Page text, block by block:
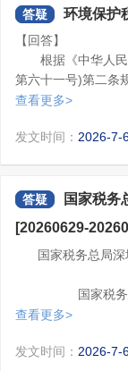
的全年一次性奖金
一、如果您预扣预
的全年一次性奖金
算，或依旧选择单
二、如果您预扣预
全年一次性奖金，
以上两种情况汇算
所得年度汇算】确
现“存在奖金，请在
式选择”页面，选择
续填报其他内容，
三、如果您单位未
次性奖金，您无法
补充申报后再按照
需要提醒您：当
纳税额一般而言会
情况，选择合适的
二、征收管理
4.如何在电子
您好，申报更正
物和噪声。
《中华人民共和
2.车辆办理过
答：根据《中华
国国务院令第611号
税年度内办理转让
答疑 环境保护
【回答】
根据《中华人
第六十一号)第二条
管辖的其他海域，
保护税。
《应税污染物和当
查看更多>
发文时间： 2026-7-
答疑
国家税务
[20260629-
国家税务总局
国家税
1.问：一般纳税人
答：根据《财政部
查看更多>
发文时间： 2026-7-